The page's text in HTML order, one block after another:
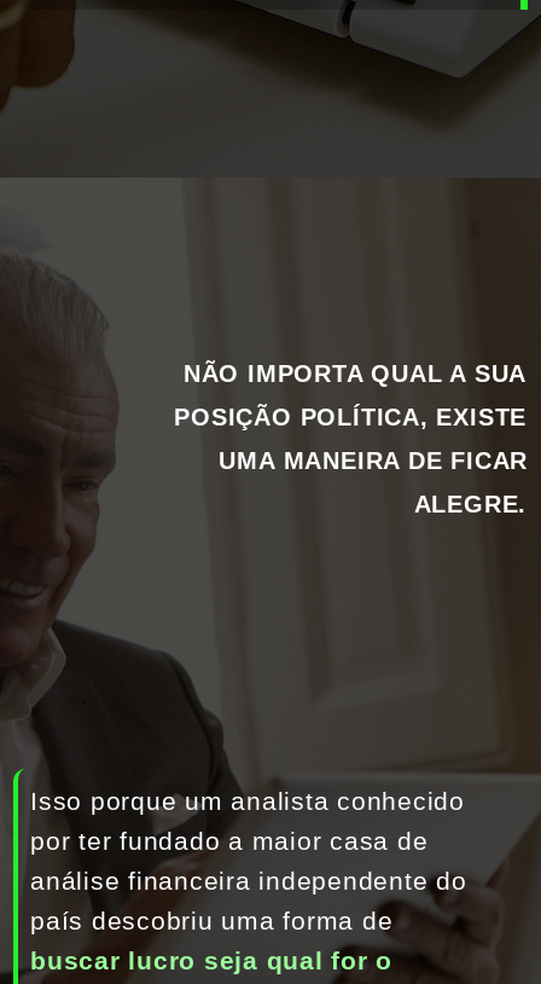
Isso porque um analista conhecido
por ter fundado a maior casa de
análise financeira independente do
país descobriu uma forma de
buscar lucro seja qual for o
NÃO IMPORTA QUAL A SUA
POSIÇÃO POLÍTICA, EXISTE
UMA MANEIRA DE FICAR
ALEGRE.